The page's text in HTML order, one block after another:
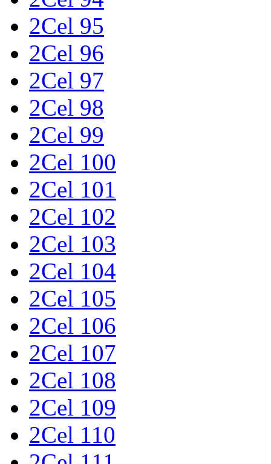
2Cel 95
2Cel 96
2Cel 97
2Cel 98
2Cel 99
2Cel 100
2Cel 101
2Cel 102
2Cel 103
2Cel 104
2Cel 105
2Cel 106
2Cel 107
2Cel 108
2Cel 109
2Cel 110